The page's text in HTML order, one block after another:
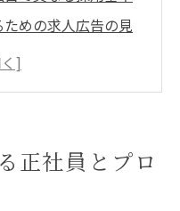
めの求人広告の見
える採用ポイント
識の本質
正社員とプロ